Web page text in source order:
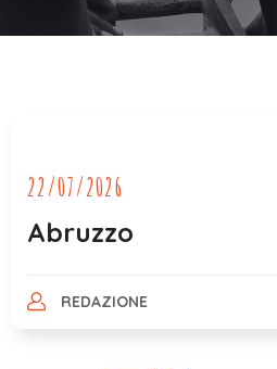
22/07/2026
Abruzzo
REDAZIONE